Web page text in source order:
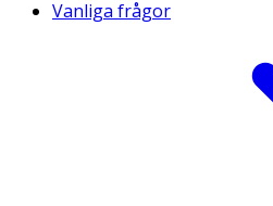
Vanliga frågor